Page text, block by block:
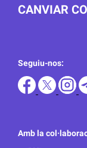
CANVIAR
Seguiu-nos:
Amb la